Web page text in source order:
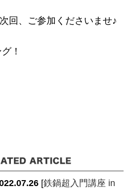
回、ご参加くださいませ♪
！
[鉄鍋超入門講座 in